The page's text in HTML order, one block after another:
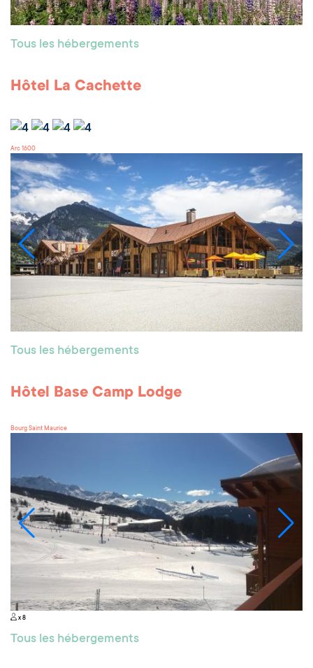
Tous les hébergements
Hôtel La Cachette
Arc 1600
Tous les hébergements
Hôtel Base Camp Lodge
Bourg Saint Maurice
x 8
Tous les hébergements